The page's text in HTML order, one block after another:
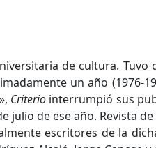
de cultura.
un año (1976-
Criterio interrumpió sus
julio de ese año. Revista
escritores de la